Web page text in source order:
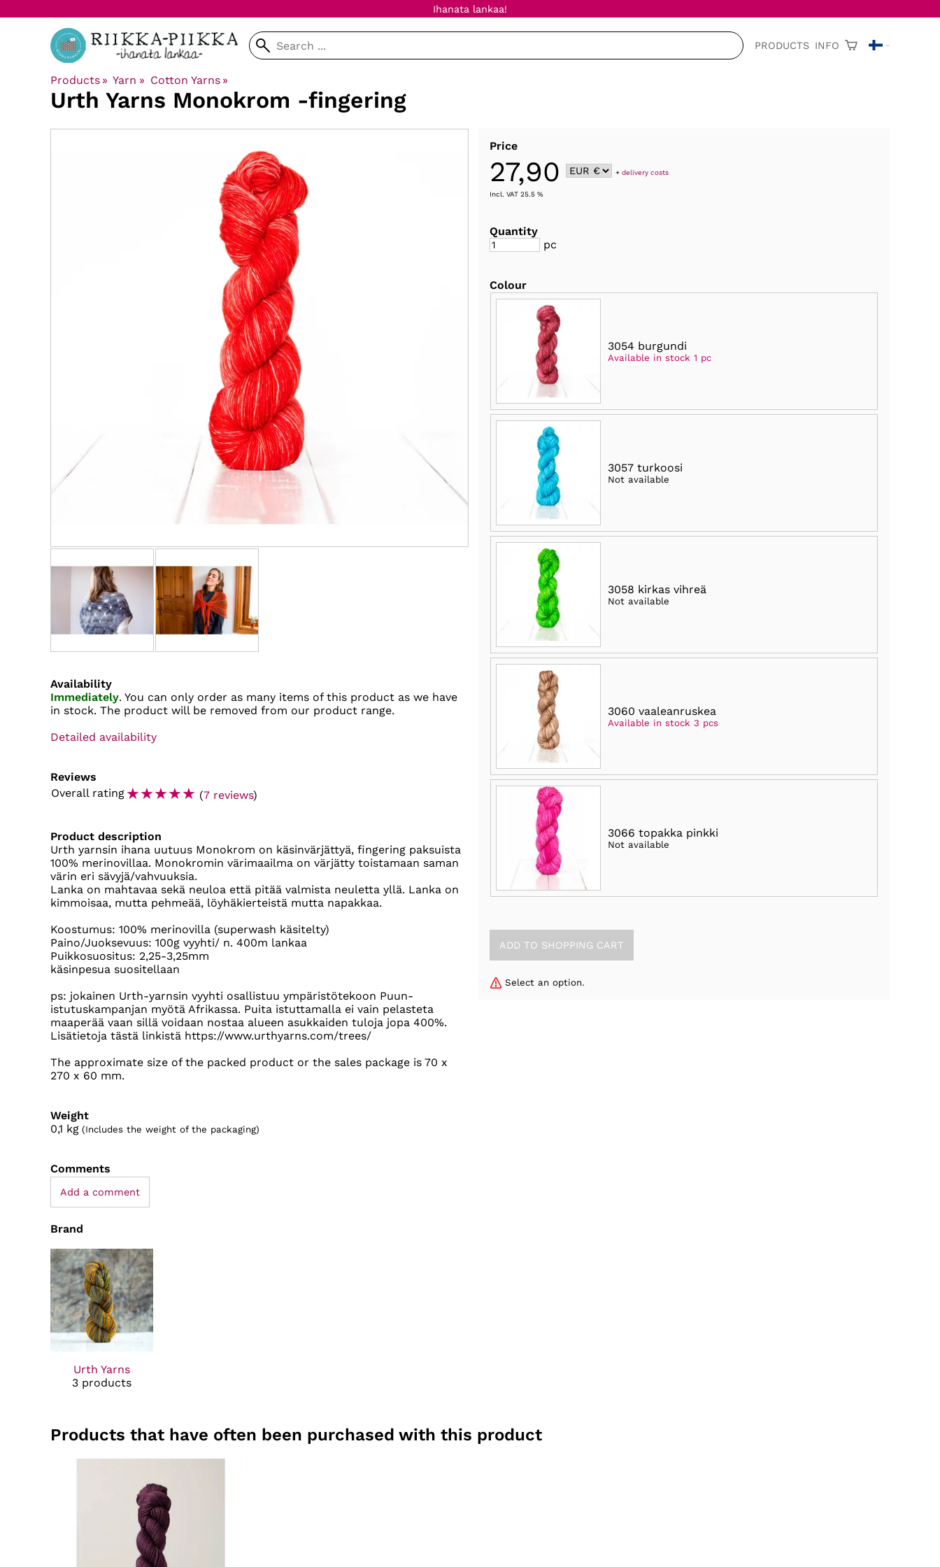
Ihanata lankaa!
PRODUCTS INFO
Products ‪» Yarn ‪» Cotton Yarns ‪»
Urth Yarns Monokrom -fingering
Price
27,90 +delivery costs
Incl. VAT 25.5 %
Quantity
pc
Colour
3054 burgundi
Available in stock 1 pc
3057 turkoosi
Not available
3058 kirkas vihreä
Not available
3060 vaaleanruskea
Available in stock 3 pcs
3066 topakka pinkki
Not available
Select an option.
Availability
Immediately. You can only order as many items of this product as we have
in stock. The product will be removed from our product range.
Detailed availability
Reviews
Overall rating☆☆☆☆☆ (7 reviews)
Product description
Urth yarnsin ihana uutuus Monokrom on käsinvärjättyä, fingering paksuista
100% merinovillaa. Monokromin värimaailma on värjätty toistamaan saman
värin eri sävyjä/vahvuuksia.
Lanka on mahtavaa sekä neuloa että pitää valmista neuletta yllä. Lanka on
kimmoisaa, mutta pehmeää, löyhäkierteistä mutta napakkaa.
Koostumus: 100% merinovilla (superwash käsitelty)
Paino/Juoksevuus: 100g vyyhti/ n. 400m lankaa
Puikkosuositus: 2,25-3,25mm
käsinpesua suositellaan
ps: jokainen Urth-yarnsin vyyhti osallistuu ympäristötekoon Puun-
istutuskampanjan myötä Afrikassa. Puita istuttamalla ei vain pelasteta
maaperää vaan sillä voidaan nostaa alueen asukkaiden tuloja jopa 400%.
Lisätietoja tästä linkistä https://www.urthyarns.com/trees/
The approximate size of the packed product or the sales package is 70 x
270 x 60 mm.
Weight
0,1 kg (Includes the weight of the packaging)
Comments
Add a comment
Brand
Urth Yarns
3 products
Products that have often been purchased with this product